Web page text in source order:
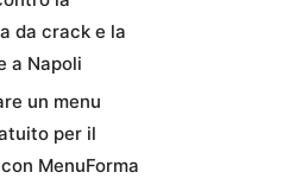
da crack e la
a Napoli
un menu
per il
MenuForma